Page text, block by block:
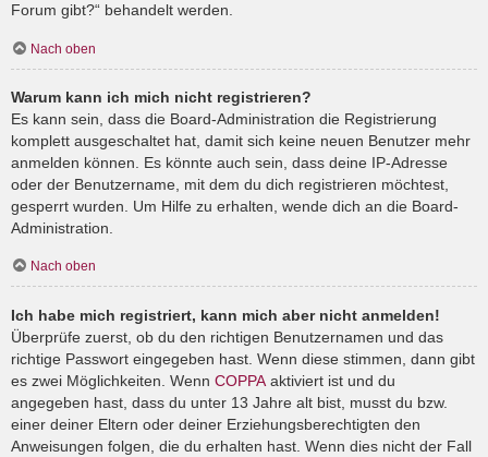
Forum gibt?“ behandelt werden.
Nach oben
Warum kann ich mich nicht registrieren?
Es kann sein, dass die Board-Administration die Registrierung
komplett ausgeschaltet hat, damit sich keine neuen Benutzer mehr
anmelden können. Es könnte auch sein, dass deine IP-Adresse
oder der Benutzername, mit dem du dich registrieren möchtest,
gesperrt wurden. Um Hilfe zu erhalten, wende dich an die Board-
Administration.
Nach oben
Ich habe mich registriert, kann mich aber nicht anmelden!
Überprüfe zuerst, ob du den richtigen Benutzernamen und das
richtige Passwort eingegeben hast. Wenn diese stimmen, dann gibt
es zwei Möglichkeiten. Wenn COPPA aktiviert ist und du
angegeben hast, dass du unter 13 Jahre alt bist, musst du bzw.
einer deiner Eltern oder deiner Erziehungsberechtigten den
Anweisungen folgen, die du erhalten hast. Wenn dies nicht der Fall